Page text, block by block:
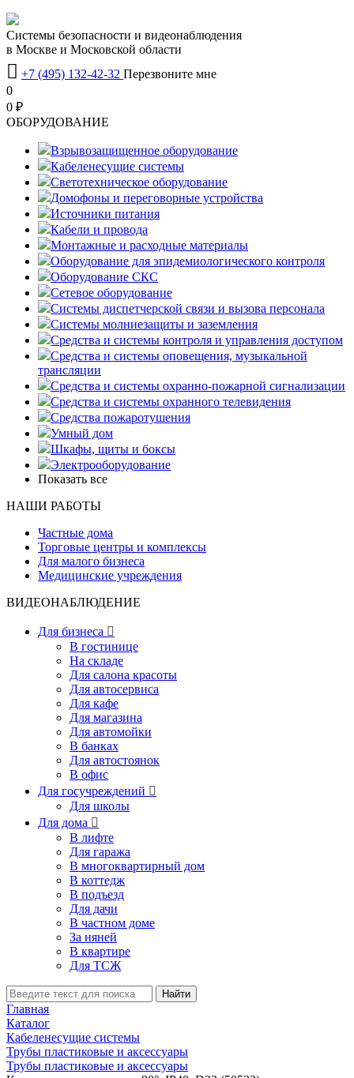
Системы безопасности и видеонаблюдения
в Москве и Московской области
 +7 (495) 132-42-32 Перезвоните мне
0
0 ₽
OБОРУДОВАНИЕ
Взрывозащищенное оборудование
Кабеленесущие системы
Светотехническое оборудование
Домофоны и переговорные устройства
Источники питания
Кабели и провода
Монтажные и расходные материалы
Оборудование для эпидемиологического контроля
Оборудование СКС
Сетевое оборудование
Системы диспетчерской связи и вызова персонала
Системы молниезащиты и заземления
Средства и системы контроля и управления доступом
Средства и системы оповещения, музыкальной
трансляции
Средства и системы охранно-пожарной сигнализации
Средства и системы охранного телевидения
Средства пожаротушения
Умный дом
Шкафы, щиты и боксы
Электрооборудование
Показать все
НАШИ РАБОТЫ
Частные дома
Торговые центры и комплексы
Для малого бизнеса
Медицинские учреждения
ВИДЕОНАБЛЮДЕНИЕ
Для бизнеса 
В гостинице
На складе
Для салона красоты
Для автосервиса
Для кафе
Для магазина
Для автомойки
В банках
Для автостоянок
В офис
Для госучреждений 
Для школы
Для дома 
В лифте
Для гаража
В многоквартирный дом
В коттедж
В подъезд
Для дачи
В частном доме
За няней
В квартире
Для ТСЖ
Найти
Главная
Каталог
Кабеленесущие системы
Трубы пластиковые и аксессуары
Трубы пластиковые и аксессуары